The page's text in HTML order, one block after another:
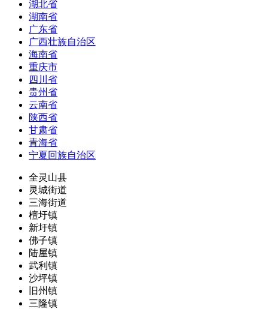
湖北省
湖南省
广东省
广西壮族自治区
海南省
重庆市
四川省
贵州省
云南省
陕西省
甘肃省
青海省
宁夏回族自治区
全灵山县
灵城街道
三海街道
檀圩镇
新圩镇
佛子镇
陆屋镇
武利镇
沙坪镇
旧州镇
三隆镇